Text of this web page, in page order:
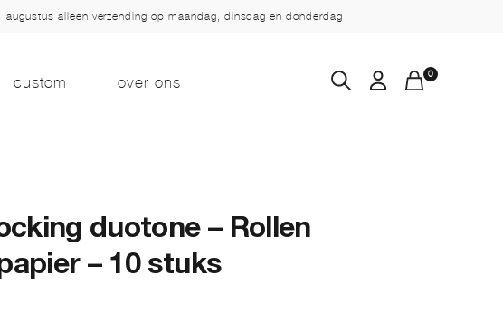
alleen verzending op maandag, dinsdag en donderdag
custom over ons 0
duotone – Rollen
– 10 stuks